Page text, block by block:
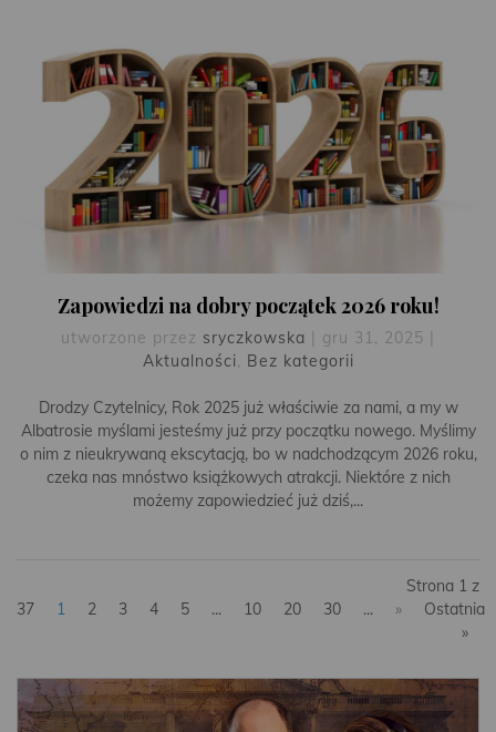
Zapowiedzi na dobry początek 2026 roku!
utworzone przez sryczkowska | gru 31, 2025 |
Aktualności, Bez kategorii
Drodzy Czytelnicy, Rok 2025 już właściwie za nami, a my w
Albatrosie myślami jesteśmy już przy początku nowego. Myślimy
o nim z nieukrywaną ekscytacją, bo w nadchodzącym 2026 roku,
czeka nas mnóstwo książkowych atrakcji. Niektóre z nich
możemy zapowiedzieć już dziś,...
Strona 1 z
37
1 2 3 4 5 ... 10 20 30 ... »
Ostatnia
»